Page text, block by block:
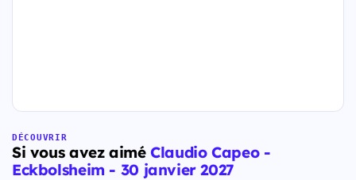
DÉCOUVRIR
Si vous avez aiméClaudio Capeo -
Eckbolsheim - 30 janvier 2027